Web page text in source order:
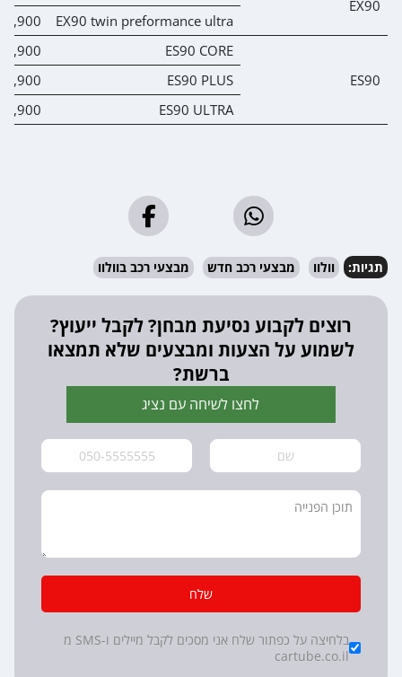
EX90
EX90 twin preformance ultra
ES90
ES90 CORE
ES90 PLUS
ES90 ULTRA
תגיות: וולוו מבצעי רכב חדש מבצעי רכב בוולוו
רוצים לקבוע נסיעת מבחן? לקבל ייעוץ?
לשמוע על הצעות ומבצעים שלא תמצאו
ברשת?
לחצו לשיחה עם נציג
שלח
Checkboxes
*
בלחיצה על כפתור שלח אני מסכים לקבל מיילים ו-SMS מ
cartube.co.il